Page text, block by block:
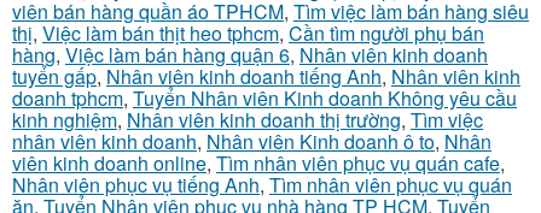
viên bán hàng quần áo TPHCM, Tìm việc làm bán hàng siêu
thị, Việc làm bán thịt heo tphcm, Cần tìm người phụ bán
hàng, Việc làm bán hàng quận 6, Nhân viên kinh doanh
tuyển gấp, Nhân viên kinh doanh tiếng Anh, Nhân viên kinh
doanh tphcm, Tuyển Nhân viên Kinh doanh Không yêu cầu
kinh nghiệm, Nhân viên kinh doanh thị trường, Tìm việc
nhân viên kinh doanh, Nhân viên Kinh doanh ô to, Nhân
viên kinh doanh online, Tìm nhân viên phục vụ quán cafe,
Nhân viên phục vụ tiếng Anh, Tìm nhân viên phục vụ quán
ăn, Tuyển Nhân viên phục vụ nhà hàng TP HCM, Tuyển